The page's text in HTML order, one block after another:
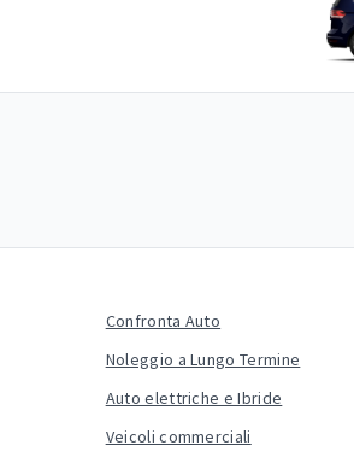
Confronta Auto
Noleggio a Lungo Termine
Auto elettriche e Ibride
Veicoli commerciali